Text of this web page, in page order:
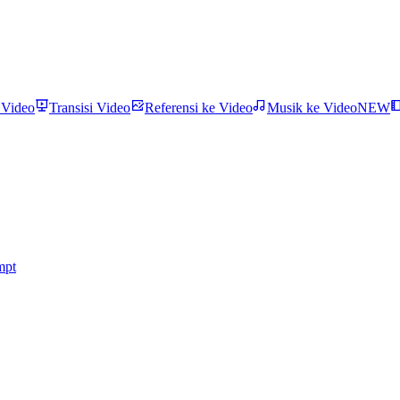
Transisi Video Referensi ke Video Musik ke VideoNEW